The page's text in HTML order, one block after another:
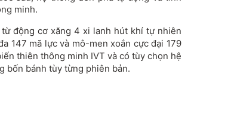
minh.
động cơ xăng 4 xi lanh hút khí tự nhiên
147 mã lực và mô-men xoắn cực đại 179
thiên thông minh IVT và có tùy chọn hệ
bốn bánh tùy từng phiên bản.